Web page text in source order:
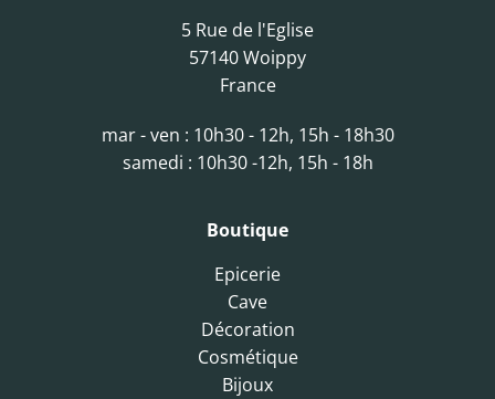
5 Rue de l'Eglise
57140 Woippy
France
mar - ven : 10h30 - 12h, 15h - 18h30
samedi : 10h30 -12h, 15h - 18h
Boutique
Epicerie
Cave
Décoration
Cosmétique
Bijoux